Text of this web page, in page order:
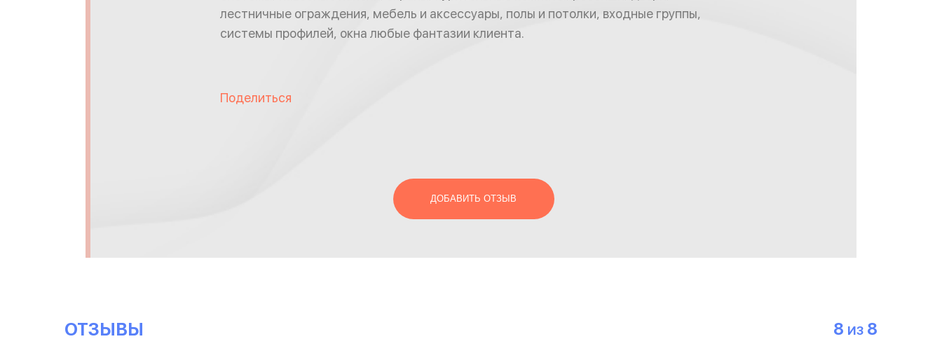
лестничные ограждения, мебель и аксессуары, полы и потолки, входные группы,
системы профилей, окна любые фантазии клиента.
Поделиться
ДОБАВИТЬ ОТЗЫВ
ОТЗЫВЫ 8 ИЗ 8